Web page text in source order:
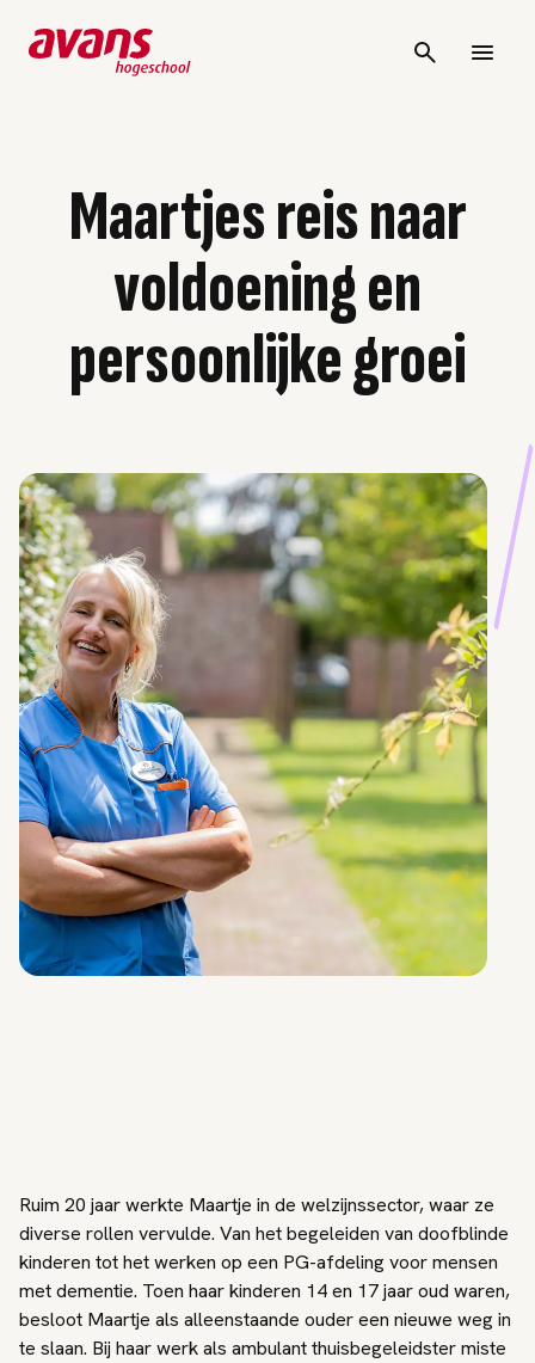
Maartjes reis naar
voldoening en
persoonlijke groei
Ruim 20 jaar werkte Maartje in de welzijnssector, waar ze
diverse rollen vervulde. Van het begeleiden van doofblinde
kinderen tot het werken op een PG-afdeling voor mensen
met dementie. Toen haar kinderen 14 en 17 jaar oud waren,
besloot Maartje als alleenstaande ouder een nieuwe weg in
te slaan. Bij haar werk als ambulant thuisbegeleidster miste